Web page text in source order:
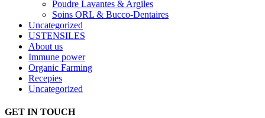
Poudre Lavantes & Argiles
Soins ORL & Bucco-Dentaires
Uncategorized
USTENSILES
About us
Immune power
Organic Farming
Recepies
Uncategorized
GET IN TOUCH